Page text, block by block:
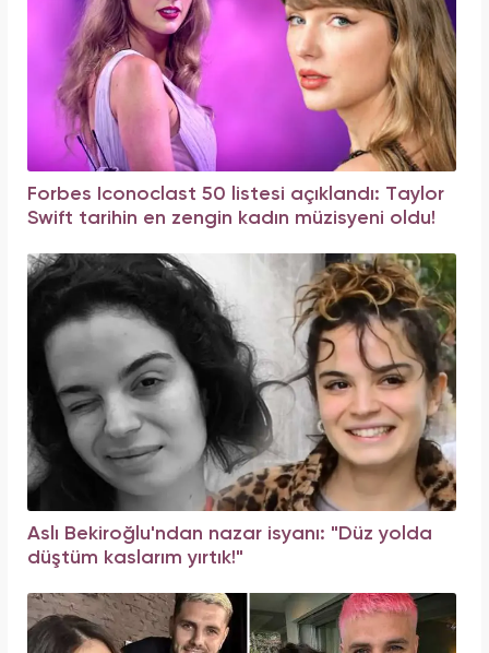
Forbes Iconoclast 50 listesi açıklandı: Taylor
Swift tarihin en zengin kadın müzisyeni oldu!
Aslı Bekiroğlu'ndan nazar isyanı: "Düz yolda
düştüm kaslarım yırtık!"